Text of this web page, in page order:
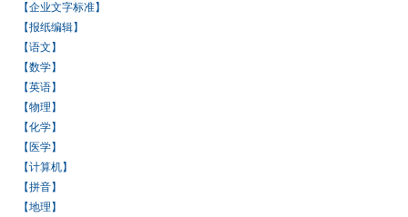
【企业文字标准】
【报纸编辑】
【语文】
【数学】
【英语】
【物理】
【化学】
【医学】
【计算机】
【拼音】
【地理】